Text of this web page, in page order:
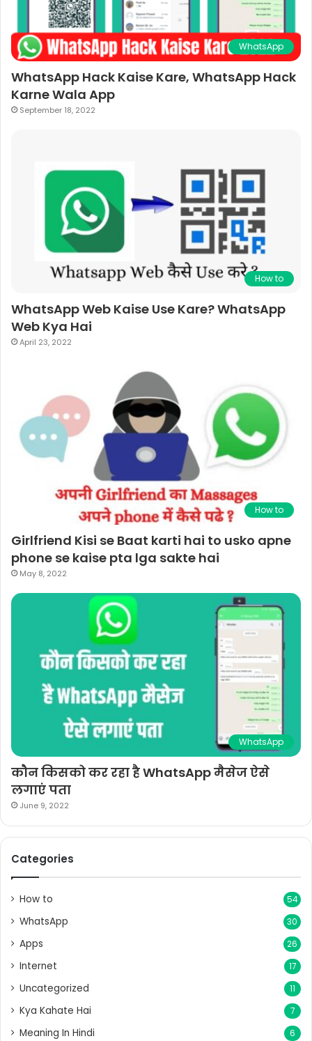
WhatsApp
WhatsApp Hack Kaise Kare, WhatsApp Hack
Karne Wala App
September 18, 2022
How to
WhatsApp Web Kaise Use Kare? WhatsApp
Web Kya Hai
April 23, 2022
How to
Girlfriend Kisi se Baat karti hai to usko apne
phone se kaise pta lga sakte hai
May 8, 2022
WhatsApp
कौन किसको कर रहा है WhatsApp मैसेज ऐसे
लगाएं पता
June 9, 2022
Categories
How to 54
WhatsApp 30
Apps 26
Internet 17
Uncategorized 11
Kya Kahate Hai 7
Meaning In Hindi 6